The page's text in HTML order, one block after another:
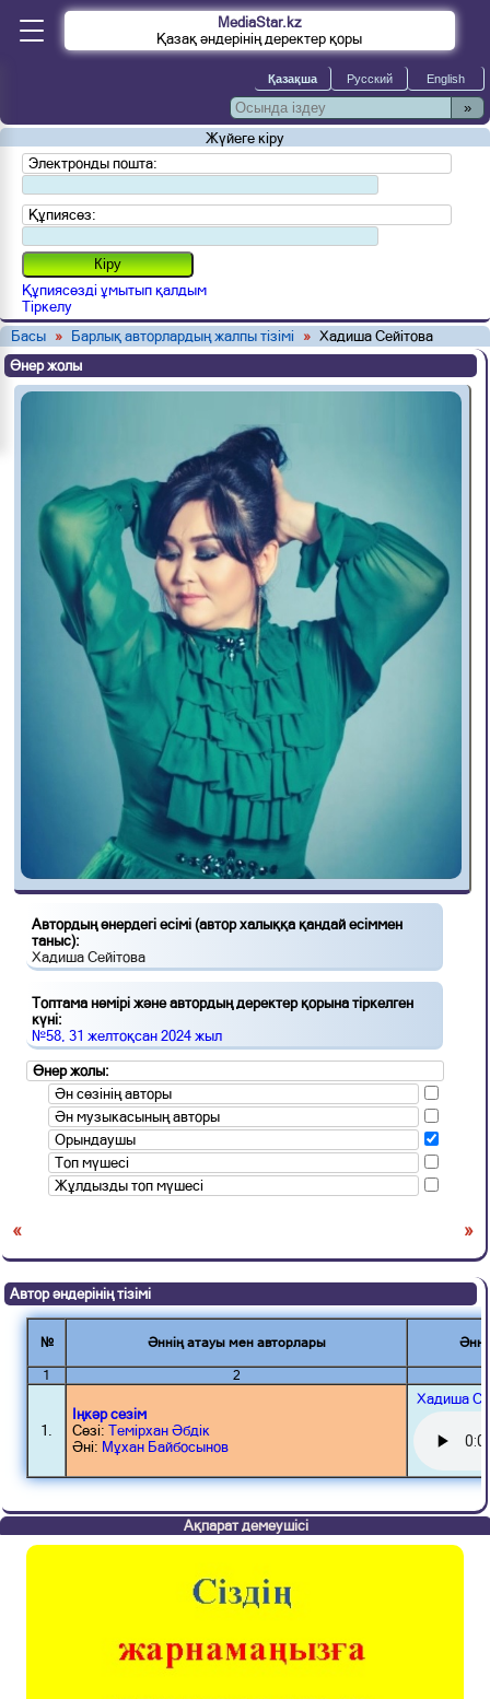
MediaStar.kz
Қазақ әндерінің деректер қоры
»
Жүйеге кіру
Электронды пошта:
Құпиясөз:
Құпиясөзді ұмытып қалдым
Тіркелу
Басы » Барлық авторлардың жалпы тізімі » Хадиша Сейітова
Өнер жолы
Автордың өнердегі есімі (автор халыққа қандай есіммен
таныс):
Хадиша Сейітова
Топтама нөмірі және автордың деректер қорына тіркелген
күні:
№58, 31 желтоқсан 2024 жыл
Өнер жолы:
Ән сөзінің авторы
Ән музыкасының авторы
Орындаушы
Топ мүшесі
Жұлдызды топ мүшесі
« »
Автор әндерінің тізімі
№ Әннің атауы мен авторлары
1 2
1.
Іңкәр сезім
Сөзі: Темірхан Әбдік
Әні: Мұхан Байбосынов
Хадиша
Ақпарат демеушісі